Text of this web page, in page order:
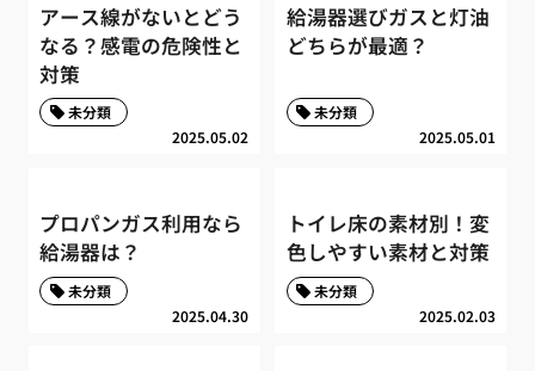
アース線がないとどう
なる？感電の危険性と
対策
2025.05.02
未分類
給湯器選びガスと灯油
どちらが最適？
2025.05.01
未分類
プロパンガス利用なら
給湯器は？
2025.04.30
未分類
トイレ床の素材別！変
色しやすい素材と対策
2025.02.03
未分類